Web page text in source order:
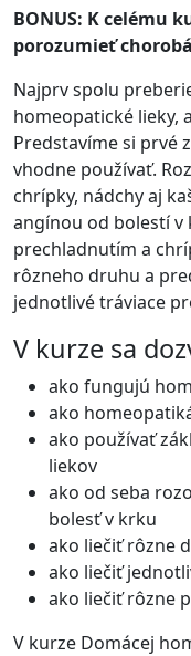
BONUS: K celému
porozumieť
Najprv spolu
homeopatické lieky,
Predstavíme si prvé
vhodne používať.
chrípky, nádchy aj
angínou od bolestí v
prechladnutím a
rôzneho druhu a
jednotlivé tráviace
V kurze sa
ako fungujú
ako
ako používať
liekov
ako od seba
bolesť v krku
ako liečiť rôzne
ako liečiť
ako liečiť rôzne
V kurze Domácej